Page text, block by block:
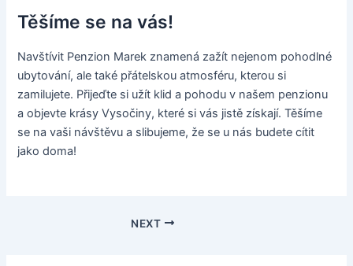
Těšíme se na vás!
Navštívit Penzion Marek znamená zažít nejenom pohodlné
ubytování, ale také přátelskou atmosféru, kterou si
zamilujete. Přijeďte si užít klid a pohodu v našem penzionu
a objevte krásy Vysočiny, které si vás jistě získají. Těšíme
se na vaši návštěvu a slibujeme, že se u nás budete cítit
jako doma!
NEXT